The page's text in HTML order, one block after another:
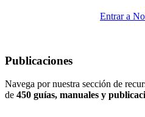
Entrar a
Publicaciones
Navega por nuestra sección de
de 450 guías, manuales y